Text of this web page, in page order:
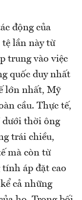
động của
lần này từ
trung vào việc
quốc duy nhất
lớn nhất, Mỹ
cầu. Thực tế,
dưới thời ông
trái chiều,
mà còn từ
áp đặt cao
cả những